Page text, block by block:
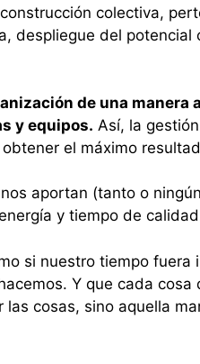
colectiva,
despliegue del potencial
de una manera
y equipos. Así, la
el máximo
aportan (tanto o
y tiempo de
si nuestro tiempo
Y que cada cosa
cosas, sino aquella